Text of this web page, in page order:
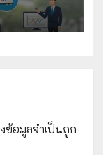
ข้อมูลจำเป็นถูก